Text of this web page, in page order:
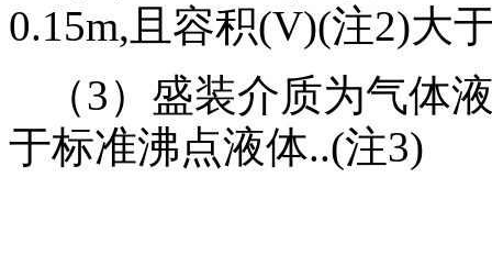
0.15m,且容积(V)(注2)大
（3）盛装介质为气体
于标准沸点液体..(注3)